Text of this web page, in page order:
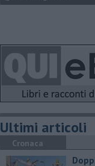
Ultimi articoli
Cronaca